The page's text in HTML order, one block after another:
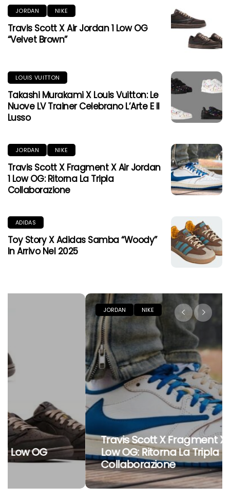
JORDAN NIKE
Travis Scott X Air Jordan 1 Low OG
“Velvet Brown”
LOUIS VUITTON
Takashi Murakami X Louis Vuitton: Le
Nuove LV Trainer Celebrano L’Arte E Il
Lusso
JORDAN NIKE
Travis Scott X Fragment X Air Jordan
1 Low OG: Ritorna La Tripla
Collaborazione
ADIDAS
Toy Story X Adidas Samba “Woody”
In Arrivo Nel 2025
Travis Scott X Fragment X Air Jordan 1
Low OG: Ritorna La Tripla
Collaborazione